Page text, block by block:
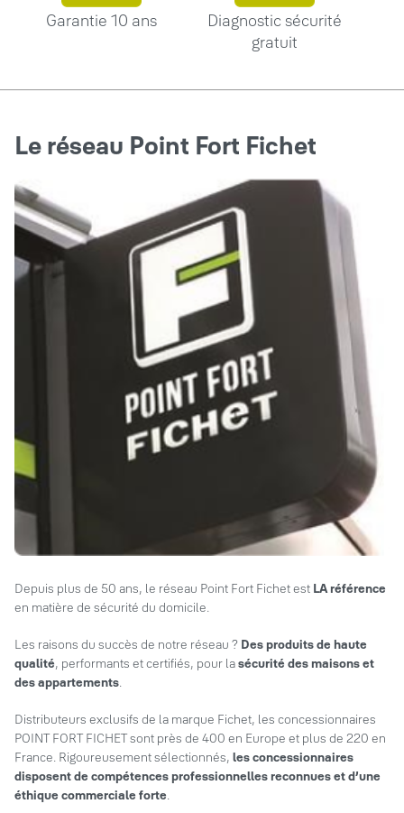
Garantie 10 ans
Diagnostic sécurité
gratuit
Le réseau Point Fort Fichet
Depuis plus de 50 ans, le réseau Point Fort Fichet est LA référence
en matière de sécurité du domicile.
Les raisons du succès de notre réseau ? Des produits de haute
qualité, performants et certifiés, pour lasécurité des maisons et
des appartements
Distributeurs exclusifs de la marque Fichet, les concessionnaires
POINT FORT FICHET sont près de 400 en Europe et plus de 220 en
France. Rigoureusement sélectionnés, les concessionnaires
disposent de compétences professionnelles reconnues et d’une
éthique commerciale forte